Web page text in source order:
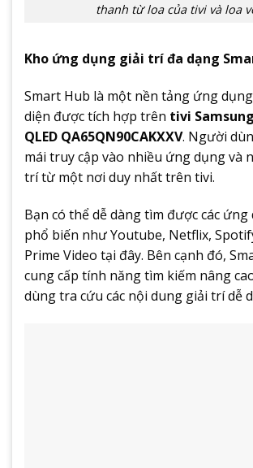
thanh từ loa của tivi và loa
Kho ứng dụng giải trí đa dạng
Smart Hub là một nền tảng ứng
diện được tích hợp trên tivi
QLED QA65QN90CAKXXV. Người
mái truy cập vào nhiều ứng dụng và
trí từ một nơi duy nhất trên tivi.
Bạn có thể dễ dàng tìm được các
phổ biến như Youtube, Netflix,
Prime Video tại đây. Bên cạnh đó,
cung cấp tính năng tìm kiếm nâng
dùng tra cứu các nội dung giải trí dễ